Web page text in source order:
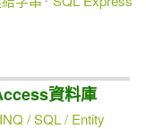
資料庫
/ SQL / Entity